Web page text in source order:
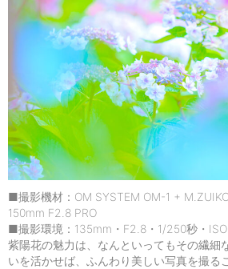
■撮影機材：OM SYSTEM OM-1 +
150mm F2.8 PRO
■撮影環境：135mm・F2.8・1/250秒・
紫陽花の魅力は、なんといってもその繊細
いを活かせば、ふんわり美しい写真を撮る